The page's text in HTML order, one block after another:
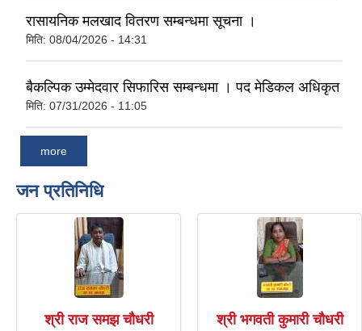
रासायनिक मलखाद वितरण सम्बन्धमा सूचना ।
मिति: 08/04/2026 - 14:31
बैकल्पिक उम्मेदवार सिफारिस सम्बन्धमा । पद मेडिकल अधिकृत
मिति: 07/31/2026 - 11:05
more
जन प्रतिनिधि
श्री राज समझ चौधरी श्री भगवती कुमारी चौधरी